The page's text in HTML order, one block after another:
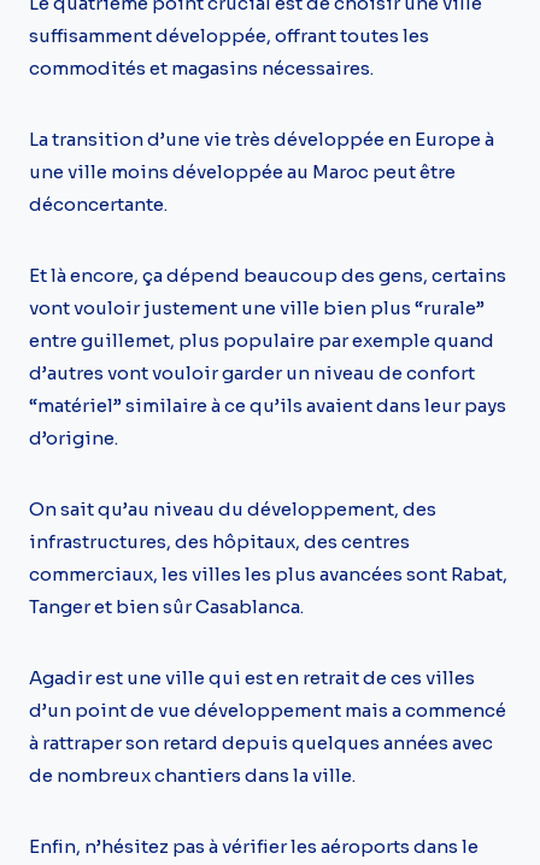
suffisamment développée, offrant toutes les
commodités et magasins nécessaires.
La transition d’une vie très développée en Europe à
une ville moins développée au Maroc peut être
déconcertante.
Et là encore, ça dépend beaucoup des gens, certains
vont vouloir justement une ville bien plus “rurale”
entre guillemet, plus populaire par exemple quand
d’autres vont vouloir garder un niveau de confort
“matériel” similaire à ce qu’ils avaient dans leur pays
d’origine.
On sait qu’au niveau du développement, des
infrastructures, des hôpitaux, des centres
commerciaux, les villes les plus avancées sont Rabat,
Tanger et bien sûr Casablanca.
Agadir est une ville qui est en retrait de ces villes
d’un point de vue développement mais a commencé
à rattraper son retard depuis quelques années avec
de nombreux chantiers dans la ville.
Enfin, n’hésitez pas à vérifier les aéroports dans le